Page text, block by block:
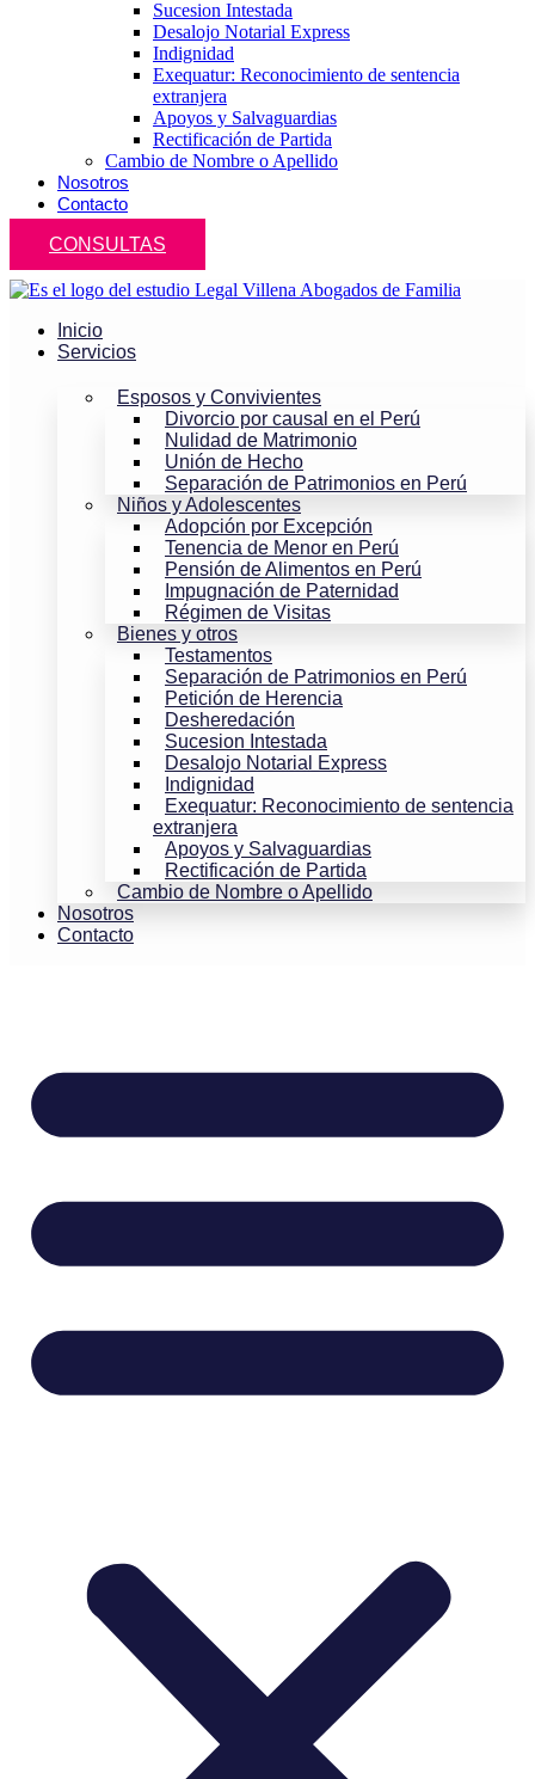
Sucesion Intestada
Desalojo Notarial Express
Indignidad
Exequatur: Reconocimiento de sentencia
extranjera
Apoyos y Salvaguardias
Rectificación de Partida
Cambio de Nombre o Apellido
Nosotros
Contacto
CONSULTAS
Inicio
Servicios
Esposos y Convivientes
Divorcio por causal en el Perú
Nulidad de Matrimonio
Unión de Hecho
Separación de Patrimonios en Perú
Niños y Adolescentes
Adopción por Excepción
Tenencia de Menor en Perú
Pensión de Alimentos en Perú
Impugnación de Paternidad
Régimen de Visitas
Bienes y otros
Testamentos
Separación de Patrimonios en Perú
Petición de Herencia
Desheredación
Sucesion Intestada
Desalojo Notarial Express
Indignidad
Exequatur: Reconocimiento de sentencia
extranjera
Apoyos y Salvaguardias
Rectificación de Partida
Cambio de Nombre o Apellido
Nosotros
Contacto